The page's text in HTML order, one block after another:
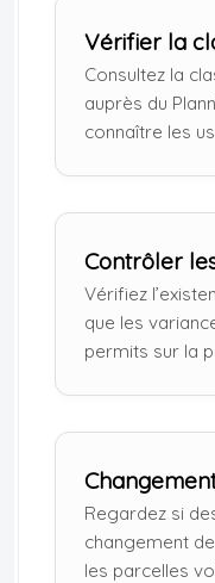
Vérifier la
Consultez la
auprès du
connaître les
Contrôler
Vérifiez
que les
permits sur la
Regardez si
changement
les parcelles